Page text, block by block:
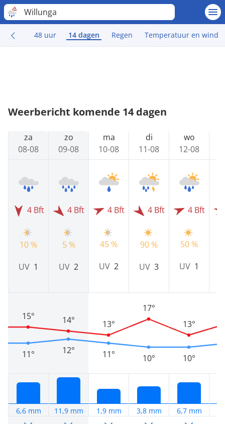
Willunga
48 uur 14 dagen Regen Temperatuur en wind
Weerbericht komende 14 dagen
za
08-08
4 Bft
10 %
UV 1
11°
15°
6,6 mm
zo
09-08
4 Bft
5 %
UV 2
12°
14°
11,9 mm
ma
10-08
4 Bft
45 %
UV 2
11°
13°
1,9 mm
di
11-08
4 Bft
90 %
UV 3
10°
17°
3,8 mm
wo
12-08
4 Bft
50 %
UV 1
10°
13°
6,7 mm